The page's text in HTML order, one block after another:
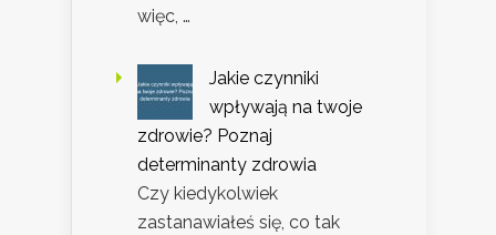
więc, …
Jakie czynniki
wpływają na twoje
zdrowie? Poznaj
determinanty zdrowia
Czy kiedykolwiek
zastanawiałeś się, co tak